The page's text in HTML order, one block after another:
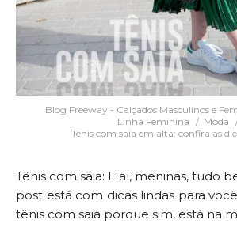
Blog Freeway - Calçados Masculinos e
Linha Feminina
Moda
Tênis com saia em alta: confira as
Tênis com saia: E aí, meninas, tudo
post está com dicas lindas para
tênis com saia porque sim, está na